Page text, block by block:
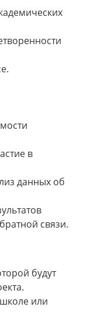
в
данных об
связи.
будут
или